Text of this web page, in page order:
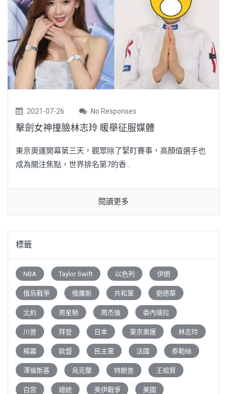
2021-07-26 No Responses
擊劍女神撞臉林志玲 暖舉征服媒體
東京奧運開幕第三天，觀眾除了緊盯賽事，高顏值選手也
成為關注焦點，世界排名第7的香...
閱讀更多
標籤
NBA Taylor Swift 以色列 伊朗
俄烏戰爭 俄羅斯 共和黨 劉德華
北約 周星馳 周杰倫 委內瑞拉
川普 拜登 日本 東京奧運 林志玲
楊冪 歐盟 民主黨 法國 泰勒絲
澤倫斯基 烏克蘭 特朗普 王祖賢
白宮 總統 美伊戰爭 美國